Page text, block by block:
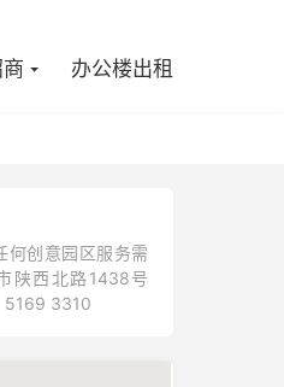
办公楼出租
何创意园区服务需
陕西北路1438号
5169 3310